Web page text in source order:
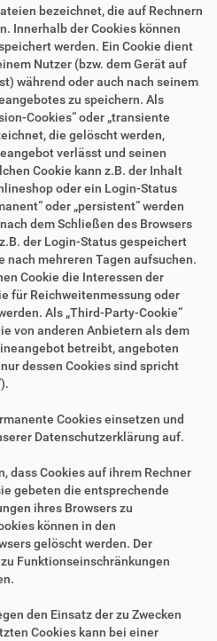
bezeichnet, die auf Rechnern
Innerhalb der Cookies können
werden. Ein Cookie dient
Nutzer (bzw. dem Gerät auf
während oder auch nach seinem
zu speichern. Als
Cookies“ oder „transiente
die gelöscht werden,
verlässt und seinen
Cookie kann z.B. der Inhalt
oder ein Login-Status
oder „persistent“ werden
dem Schließen des Browsers
der Login-Status gespeichert
nach mehreren Tagen aufsuchen.
Cookie die Interessen der
für Reichweitenmessung oder
Als „Third-Party-Cookie“
von anderen Anbietern als dem
betreibt, angeboten
dessen Cookies sind spricht
Cookies einsetzen und
Datenschutzerklärung auf.
dass Cookies auf ihrem Rechner
gebeten die entsprechende
ihres Browsers zu
können in den
gelöscht werden. Der
Funktionseinschränkungen
den Einsatz der zu Zwecken
Cookies kann bei einer